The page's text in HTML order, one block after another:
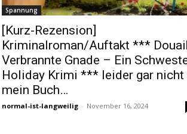
Spannung
[Kurz-Rezension]
Kriminalroman/Auftakt ***
Verbrannte Gnade – Ein
Holiday Krimi *** leider gar nicht
mein Buch…
normal-ist-langweilig - November 16, 2024